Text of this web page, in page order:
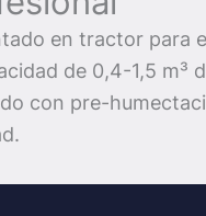
en tractor para
de 0,4-1,5 m³
con pre-